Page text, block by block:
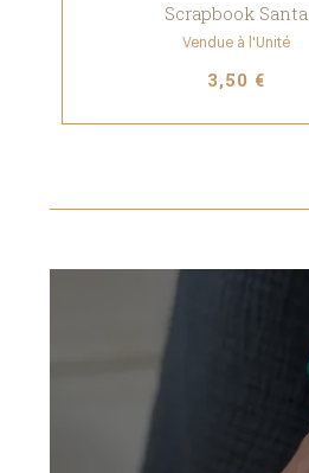
Scrapbook Santa
Vendue à l'Unité
3,50 €